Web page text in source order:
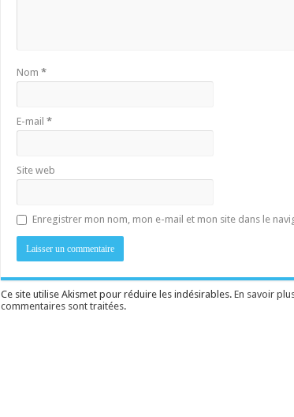
Nom *
E-mail *
Site web
Enregistrer mon nom, mon e-mail et mon site dans le
Ce site utilise Akismet pour réduire les indésirables. En savoir
commentaires sont traitées.